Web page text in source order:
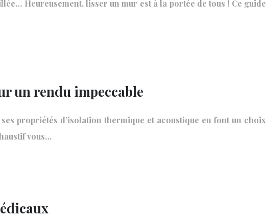
Heureusement, lisser un mur est à la portée de tous ! Ce guide
un rendu impeccable
propriétés d’isolation thermique et acoustique en font un choix
vous…